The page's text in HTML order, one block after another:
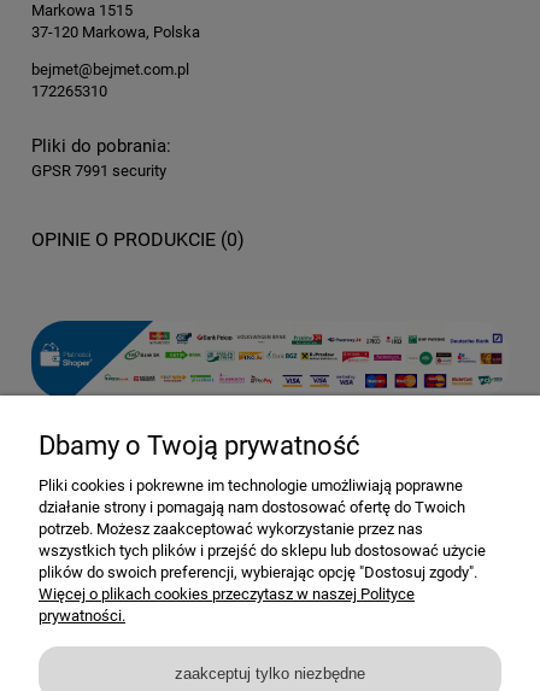
Markowa 1515
37-120 Markowa, Polska
bejmet@bejmet.com.pl
172265310
Pliki do pobrania:
GPSR 7991 security
OPINIE O PRODUKCIE (0)
Dostawa i dostawa
Moje konto
Gwarancja i zwroty
Dbamy o Twoją prywatność
Pliki cookies i pokrewne im technologie umożliwiają poprawne
działanie strony i pomagają nam dostosować ofertę do Twoich
potrzeb. Możesz zaakceptować wykorzystanie przez nas
wszystkich tych plików i przejść do sklepu lub dostosować użycie
plików do swoich preferencji, wybierając opcję "Dostosuj zgody".
Więcej o plikach cookies przeczytasz w naszej Polityce
prywatności.
zaakceptuj tylko niezbędne